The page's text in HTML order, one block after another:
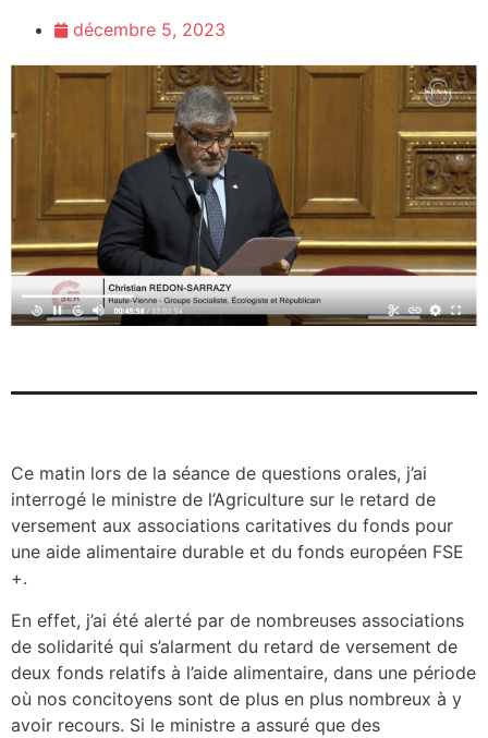
décembre 5, 2023
Ce matin lors de la séance de questions orales, j’ai
interrogé le ministre de l’Agriculture sur le retard de
versement aux associations caritatives du fonds pour
une aide alimentaire durable et du fonds européen FSE
+.
En effet, j’ai été alerté par de nombreuses associations
de solidarité qui s’alarment du retard de versement de
deux fonds relatifs à l’aide alimentaire, dans une période
où nos concitoyens sont de plus en plus nombreux à y
avoir recours. Si le ministre a assuré que des